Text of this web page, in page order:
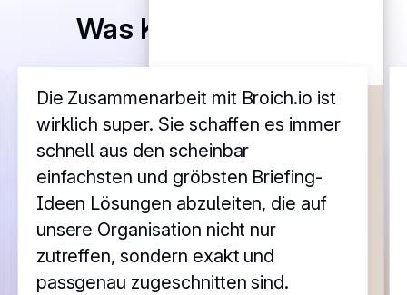
Simon
Hi 👋
helfen?
Was Kunden sagen
Die Zusammenarbeit mit Broich.io ist
wirklich super. Sie schaffen es immer
schnell aus den scheinbar
einfachsten und gröbsten Briefing-
Ideen Lösungen abzuleiten, die auf
unsere Organisation nicht nur
zutreffen, sondern exakt und
passgenau zugeschnitten sind.